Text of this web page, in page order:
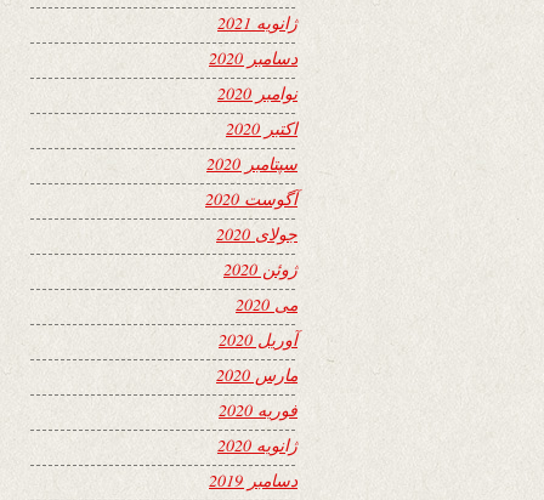
ژانویه 2021
دسامبر 2020
نوامبر 2020
اکتبر 2020
سپتامبر 2020
آگوست 2020
جولای 2020
ژوئن 2020
می 2020
آوریل 2020
مارس 2020
فوریه 2020
ژانویه 2020
دسامبر 2019